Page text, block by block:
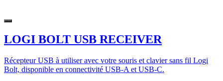
LOGI BOLT USB RECEIVER
Récepteur USB à utiliser avec votre souris et clavier sans fil Logi
Bolt, disponible en connectivité USB-A et USB-C.